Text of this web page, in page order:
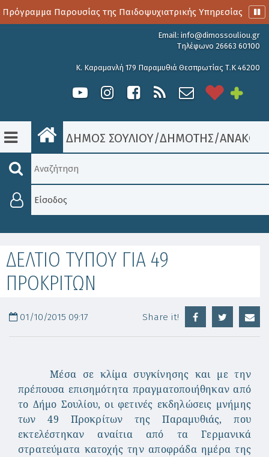
Παρουσίας της Παιδοψυχιατρικής Υπηρεσίας
Email: info@dimossouliou.gr
Τηλέφωνο 26663 60100
Κ. Καραμανλή 179 Παραμυθιά Θεσπρωτίας Τ.Κ 46200
ΔΗΜΟΣ ΣΟΥΛΙΟΥ/ΔΗΜΟΤΗΣ/
Είσοδος
ΔΕΛΤΙΟ ΤΥΠΟΥ ΓΙΑ 49
ΠΡΟΚΡΙΤΩΝ
01/10/2015 09:17 Share it!
Μέσα σε κλίμα συγκίνησης και με την
πρέπουσα επισημότητα πραγματοποιήθηκαν από
το Δήμο Σουλίου, οι φετινές εκδηλώσεις μνήμης
των 49 Προκρίτων της Παραμυθιάς, που
εκτελέστηκαν αναίτια από τα Γερμανικά
στρατεύματα κατοχής την αποφράδα ημέρα της